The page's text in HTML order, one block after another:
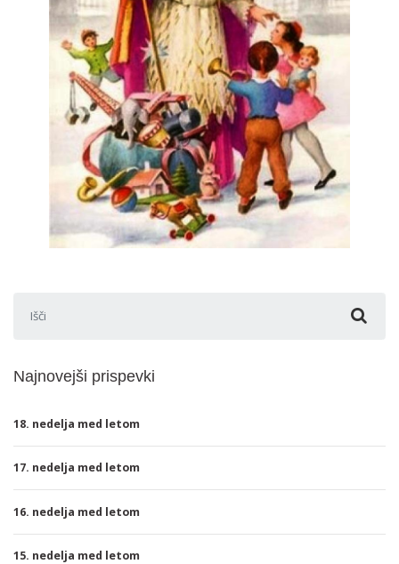
Najnovejši prispevki
18. nedelja med letom
17. nedelja med letom
16. nedelja med letom
15. nedelja med letom